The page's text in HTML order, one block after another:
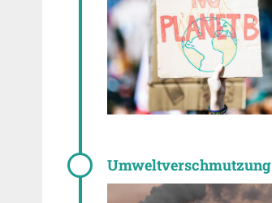
Umweltverschmutzung